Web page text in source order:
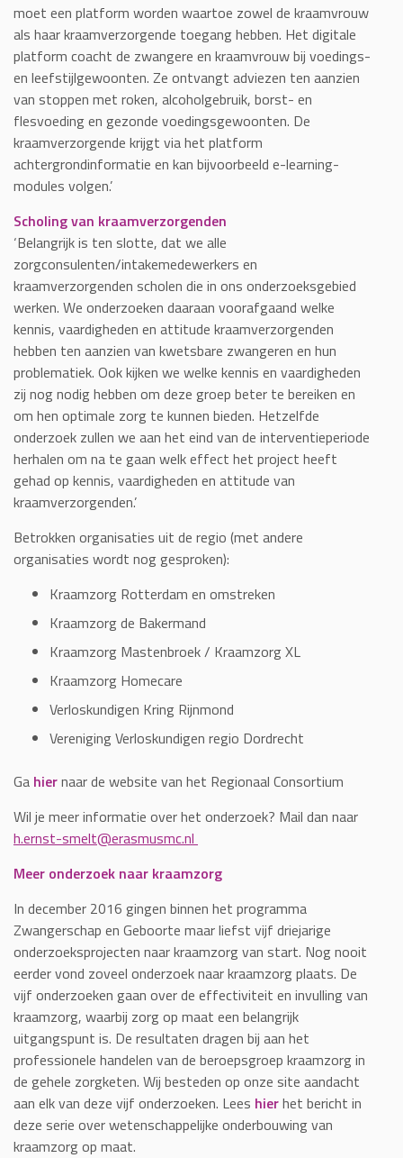
moet een platform worden waartoe zowel de kraamvrouw
als haar kraamverzorgende toegang hebben. Het digitale
platform coacht de zwangere en kraamvrouw bij voedings-
en leefstijlgewoonten. Ze ontvangt adviezen ten aanzien
van stoppen met roken, alcoholgebruik, borst- en
flesvoeding en gezonde voedingsgewoonten. De
kraamverzorgende krijgt via het platform
achtergrondinformatie en kan bijvoorbeeld e-learning-
modules volgen.’
Scholing van kraamverzorgenden
‘Belangrijk is ten slotte, dat we alle
zorgconsulenten/intakemedewerkers en
kraamverzorgenden scholen die in ons onderzoeksgebied
werken. We onderzoeken daaraan voorafgaand welke
kennis, vaardigheden en attitude kraamverzorgenden
hebben ten aanzien van kwetsbare zwangeren en hun
problematiek. Ook kijken we welke kennis en vaardigheden
zij nog nodig hebben om deze groep beter te bereiken en
om hen optimale zorg te kunnen bieden. Hetzelfde
onderzoek zullen we aan het eind van de interventieperiode
herhalen om na te gaan welk effect het project heeft
gehad op kennis, vaardigheden en attitude van
kraamverzorgenden.’
Betrokken organisaties uit de regio (met andere
organisaties wordt nog gesproken):
Kraamzorg Rotterdam en omstreken
Kraamzorg de Bakermand
Kraamzorg Mastenbroek / Kraamzorg XL
Kraamzorg Homecare
Verloskundigen Kring Rijnmond
Vereniging Verloskundigen regio Dordrecht
Ga hiernaar de website van het Regionaal Consortium
Wil je meer informatie over het onderzoek? Mail dan naar
h.ernst-smelt@erasmusmc.nl
Meer onderzoek naar kraamzorg
In december 2016 gingen binnen het programma
Zwangerschap en Geboorte maar liefst vijf driejarige
onderzoeksprojecten naar kraamzorg van start. Nog nooit
eerder vond zoveel onderzoek naar kraamzorg plaats. De
vijf onderzoeken gaan over de effectiviteit en invulling van
kraamzorg, waarbij zorg op maat een belangrijk
uitgangspunt is. De resultaten dragen bij aan het
professionele handelen van de beroepsgroep kraamzorg in
de gehele zorgketen. Wij besteden op onze site aandacht
aan elk van deze vijf onderzoeken. Lees hierhet bericht in
deze serie over wetenschappelijke onderbouwing van
kraamzorg op maat.